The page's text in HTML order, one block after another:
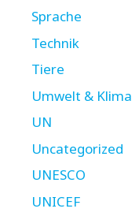
Sprache
Technik
Tiere
Umwelt & Klima
UN
Uncategorized
UNESCO
UNICEF